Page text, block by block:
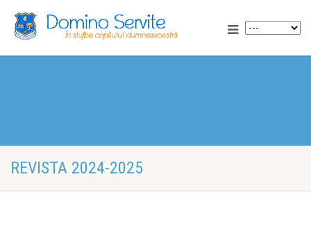
REVISTA 2024-2025